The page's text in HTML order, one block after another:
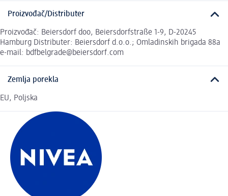
Proizvođač/Distributer
Proizvođač: Beiersdorf doo, Beiersdorfstraße 1-9, D-20245
Hamburg Distributer: Beiersdorf d.o.o.; Omladinskih brigada 88a
e-mail: bdfbelgrade@beiersdorf.com
Zemlja porekla
EU, Poljska